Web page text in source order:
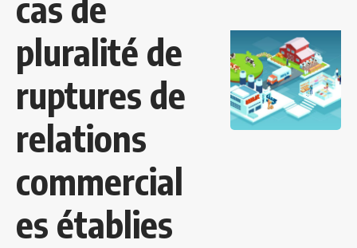
pluralité de
ruptures de
relations
commercial
es établies